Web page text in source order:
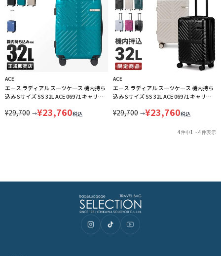
ACE
エース ラディアル スーツケース 機内持ち
込み Sサイズ SS 32L ACE 06971 キャリー
¥29,700 →¥23,760税込
ACE
エース ラディアル スーツケース 機内持ち
込み Sサイズ SS 32L ACE 06971 キャリー
¥29,700 →¥23,760税込
4件中1 - 4件表示